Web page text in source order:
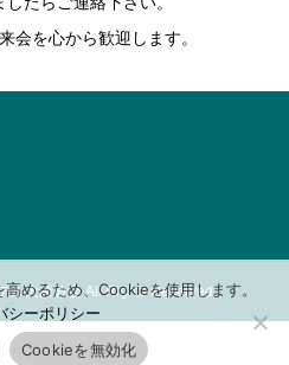
会を心から歓迎します。
ル大森教会 All Rights Reserved.
めるため、Cookieを使用します。
シーポリシー
Cookieを無効化